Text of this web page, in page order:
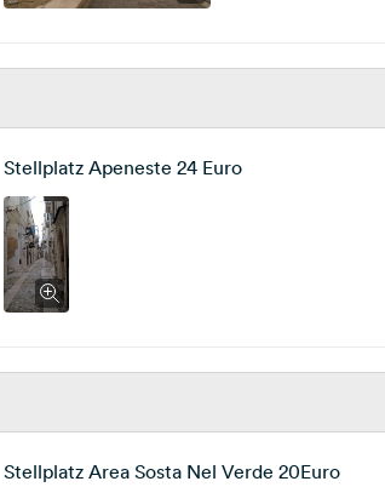
Stellplatz Apeneste 24 Euro
Stellplatz Area Sosta Nel Verde 20Euro